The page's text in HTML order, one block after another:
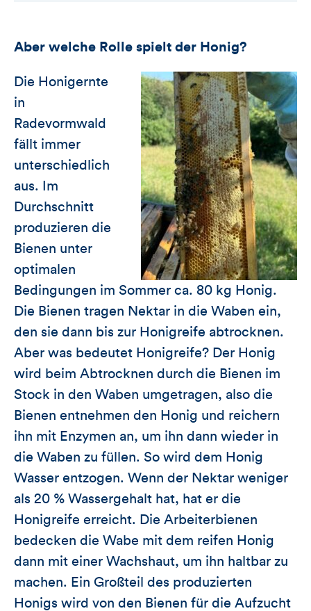
Aber welche Rolle spielt der Honig?
Die Honigernte
in
Radevormwald
fällt immer
unterschiedlich
aus. Im
Durchschnitt
produzieren die
Bienen unter
optimalen
Bedingungen im Sommer ca. 80 kg Honig.
Die Bienen tragen Nektar in die Waben ein,
den sie dann bis zur Honigreife abtrocknen.
Aber was bedeutet Honigreife? Der Honig
wird beim Abtrocknen durch die Bienen im
Stock in den Waben umgetragen, also die
Bienen entnehmen den Honig und reichern
ihn mit Enzymen an, um ihn dann wieder in
die Waben zu füllen. So wird dem Honig
Wasser entzogen. Wenn der Nektar weniger
als 20 % Wassergehalt hat, hat er die
Honigreife erreicht. Die Arbeiterbienen
bedecken die Wabe mit dem reifen Honig
dann mit einer Wachshaut, um ihn haltbar zu
machen. Ein Großteil des produzierten
Honigs wird von den Bienen für die Aufzucht